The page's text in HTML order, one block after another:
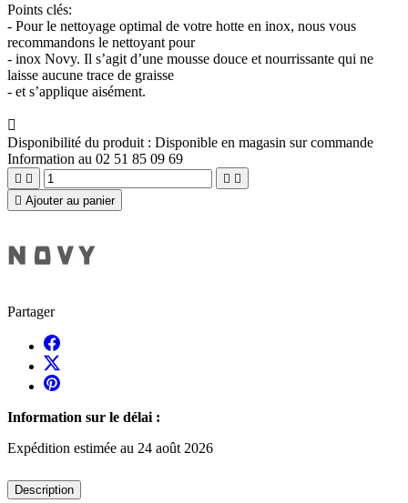
Points clés:
- Pour le nettoyage optimal de votre hotte en inox, nous vous
recommandons le nettoyant pour
- inox Novy. Il s’agit d’une mousse douce et nourrissante qui ne
laisse aucune trace de graisse
- et s’applique aisément.

Disponibilité du produit : Disponible en magasin sur commande
Information au 02 51 85 09 69
   
 Ajouter au panier
Partager
Information sur le délai :
Expédition estimée au 24 août 2026
Description